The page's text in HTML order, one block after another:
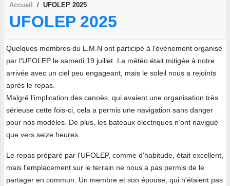
Accueil UFOLEP 2025
UFOLEP 2025
Quelques membres du L.M.N ont participé à l'événement organisé
par l'UFOLEP le samedi 19 juillet. La météo était mitigée à notre
arrivée avec un ciel peu engageant, mais le soleil nous a rejoints
après le repas.
Malgré l'implication des canoës, qui avaient une organisation très
sérieuse cette fois-ci, cela a permis une navigation sans danger
pour nos modèles. De plus, les bateaux électriques n’ont navigué
que vers seize heures.
Le repas préparé par l'UFOLEP, comme d'habitude, était excellent,
mais l'emplacement sur le terrain ne nous a pas permis de le
partager en commun. Un membre et son épouse, qui n'étaient pas